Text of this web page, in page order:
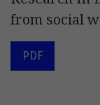
from social
PDF